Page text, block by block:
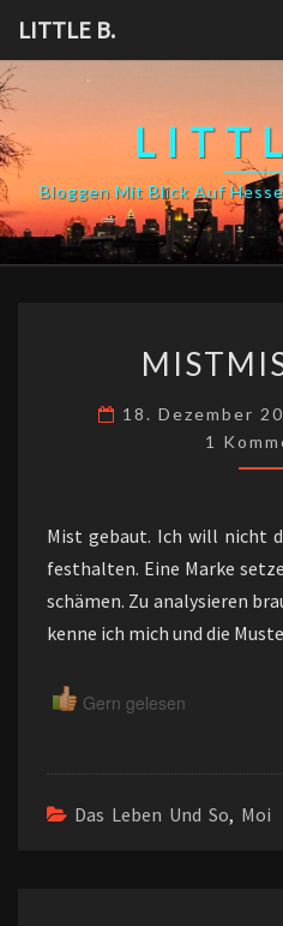
content
LITTLE B.
Bloggen Mit Blick Auf
18. Dezember
1
Mist gebaut. Ich will nicht
festhalten. Eine Marke
schämen. Zu analysieren
kenne ich mich und die
Gern gelesen
Das Leben Und So, Moi